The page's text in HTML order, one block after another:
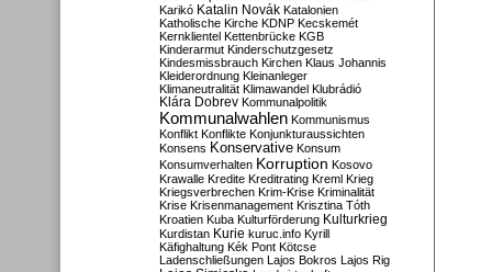
Karikó Katalin Novák Katalonien
Katholische Kirche KDNP Kecskemét
Kernklientel Kettenbrücke KGB
Kinderarmut Kinderschutzgesetz
Kindesmissbrauch Kirchen Klaus Johannis
Kleiderordnung Kleinanleger
Klimaneutralität Klimawandel Klubrádió
Klára Dobrev Kommunalpolitik
Kommunalwahlen Kommunismus
Konflikt Konflikte Konjunkturaussichten
Konsens Konservative Konsum
Konsumverhalten Korruption Kosovo
Krawalle Kredite Kreditrating Kreml Krieg
Kriegsverbrechen Krim-Krise Kriminalität
Krise Krisenmanagement Krisztina Tóth
Kroatien Kuba Kulturförderung Kulturkrieg
Kurdistan Kurie kuruc.info Kyrill
Käfighaltung Kék Pont Kötcse
Ladenschließungen Lajos Bokros Lajos Rig